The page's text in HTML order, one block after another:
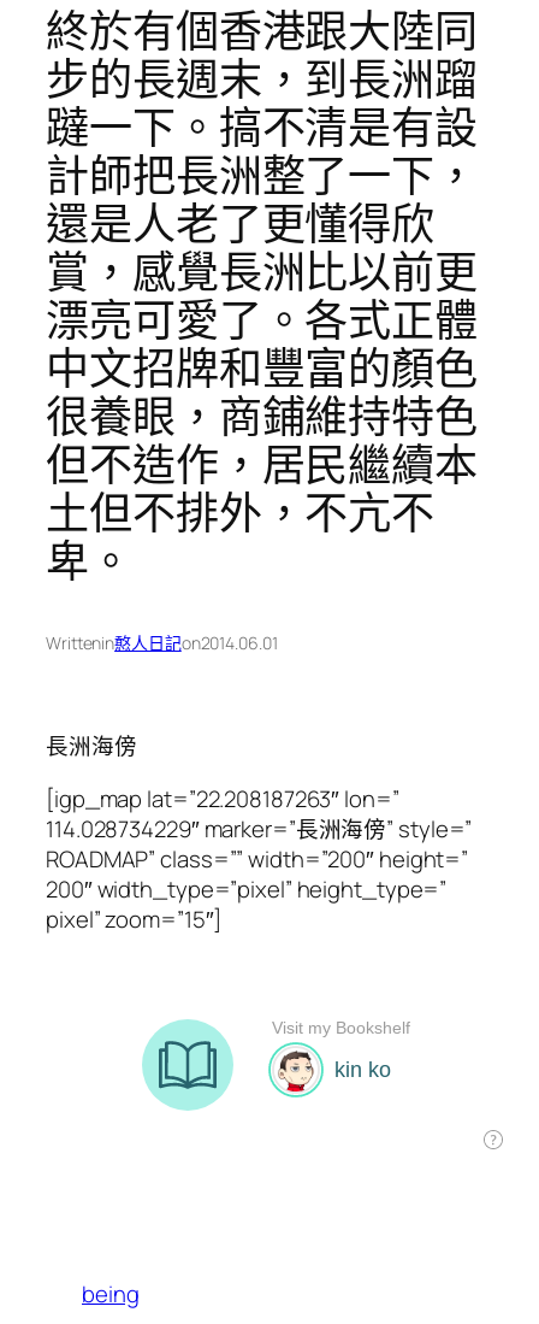
終於有個香港跟大陸同
步的長週末，到長洲蹓
躂一下。搞不清是有設
計師把長洲整了一下，
還是人老了更懂得欣
賞，感覺長洲比以前更
漂亮可愛了。各式正體
中文招牌和豐富的顏色
很養眼，商鋪維持特色
但不造作，居民繼續本
土但不排外，不亢不
卑。
Writtenin憨人日記on2014.06.01
長洲海傍
[igp_map lat=”22.208187263″ lon=”
114.028734229″ marker=”長洲海傍” style=”
ROADMAP” class=”” width=”200″ height=”
200″ width_type=”pixel” height_type=”
pixel” zoom=”15″]
being